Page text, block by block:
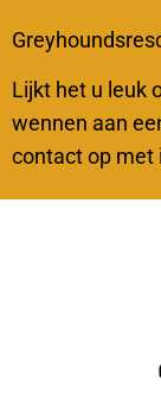
Lijkt het u leuk
wennen aan
contact op met